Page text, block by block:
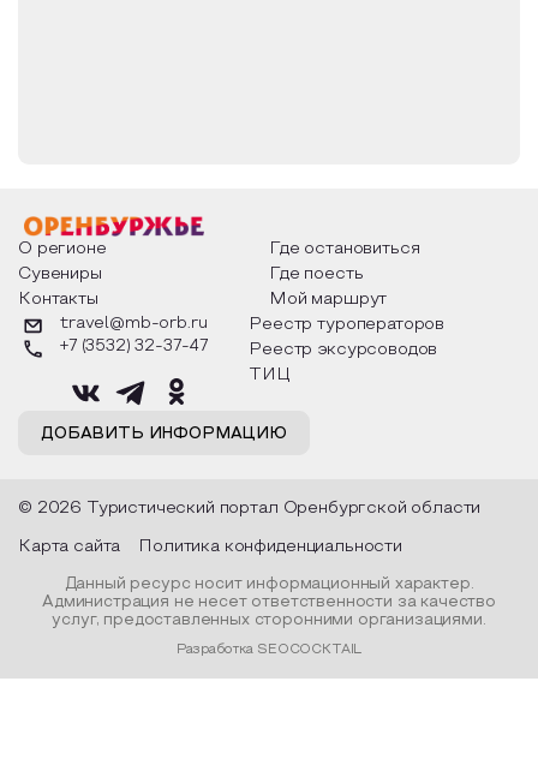
О регионе
Где остановиться
Сувениры
Где поесть
Контакты
Мой маршрут
ДОБАВИТЬ ИНФОРМАЦИЮ
travel@mb-orb.ru
+7 (3532) 32-37-47
Реестр туроператоров
Реестр эксурсоводов
ТИЦ
© 2026 Туристический портал Оренбургской области
Карта сайта Политика конфиденциальности
Данный ресурс носит информационный характер.
Администрация не несет ответственности за качество
услуг, предоставленных сторонними организациями.
Разработка SEOCOCKTAIL